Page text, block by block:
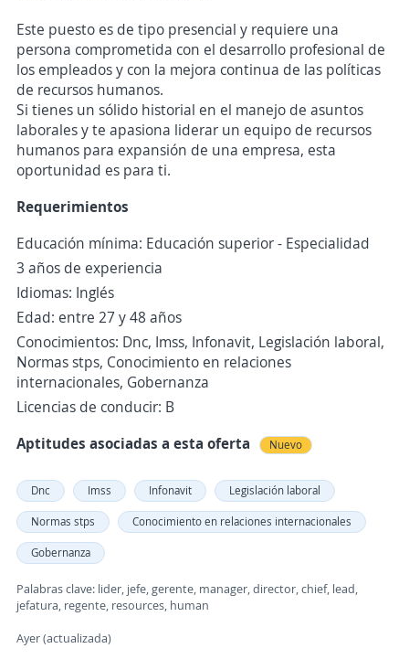
Este puesto es de tipo presencial y requiere una
persona comprometida con el desarrollo profesional de
los empleados y con la mejora continua de las políticas
de recursos humanos.
Si tienes un sólido historial en el manejo de asuntos
laborales y te apasiona liderar un equipo de recursos
humanos para expansión de una empresa, esta
oportunidad es para ti.
Requerimientos
Educación mínima: Educación superior - Especialidad
3 años de experiencia
Idiomas: Inglés
Edad: entre 27 y 48 años
Conocimientos: Dnc, Imss, Infonavit, Legislación laboral,
Normas stps, Conocimiento en relaciones
internacionales, Gobernanza
Licencias de conducir: B
Aptitudes asociadas a esta oferta
Nuevo
Dnc Imss Infonavit
Legislación laboral
Normas stps
Conocimiento en relaciones internacionales
Gobernanza
Palabras clave: lider, jefe, gerente, manager, director, chief, lead,
jefatura, regente, resources, human
Ayer (actualizada)